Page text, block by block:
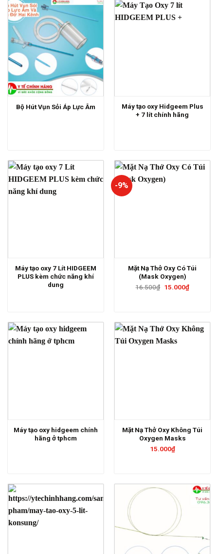
Bộ Hút Vụn Sỏi Áp Lực Âm
Máy tạo oxy Hidgeem Plus
+ 7 lít chính hãng
Máy tạo oxy 7 Lít HIDGEEM
PLUS kèm chức năng khí
dung
-9%
Mặt Nạ Thở Oxy Có Túi
(Mask Oxygen)
16.500₫ Giá
15.000₫Giá
hiện
Máy tạo oxy hidgeem chính
hãng ở tphcm
Mặt Nạ Thở Oxy Không Túi
Oxygen Masks
15.000₫